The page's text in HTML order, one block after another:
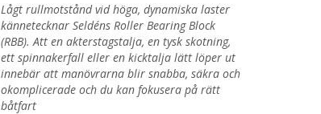
Lågt rullmotstånd vid höga, dynamiska laster
kännetecknar Seldéns Roller Bearing Block
(RBB). Att en akterstagstalja, en tysk skotning,
ett spinnakerfall eller en kicktalja lätt löper ut
innebär att manövrarna blir snabba, säkra och
okomplicerade och du kan fokusera på rätt
båtfart